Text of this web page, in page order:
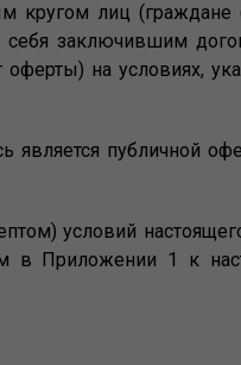
кругом лиц (граждане
заключившим
на условиях,
является публичной
условий
в Приложении 1 к